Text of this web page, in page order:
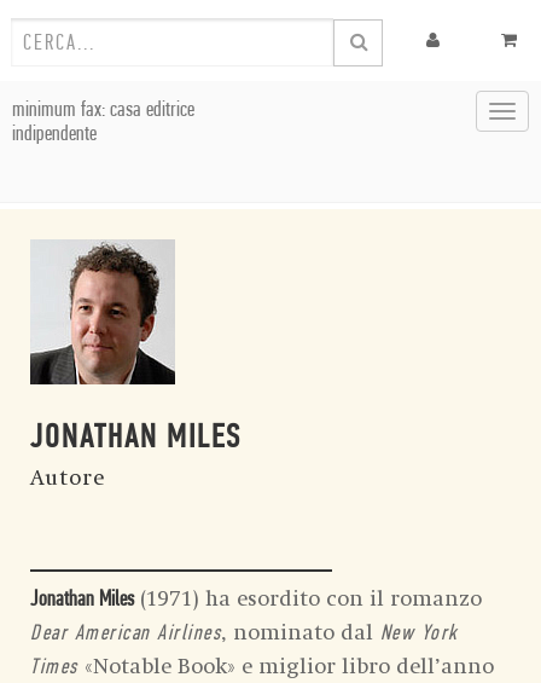
minimum fax: casa editrice
indipendente
JONATHAN MILES
Autore
Jonathan Miles(1971) ha esordito con il romanzo
Dear American Airlines, nominato dal New York
Times«Notable Book» e miglior libro dell’anno